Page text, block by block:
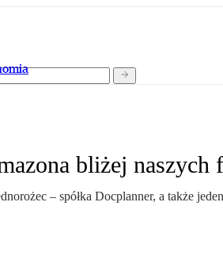
bliżej
– spółka Docplanner, a także